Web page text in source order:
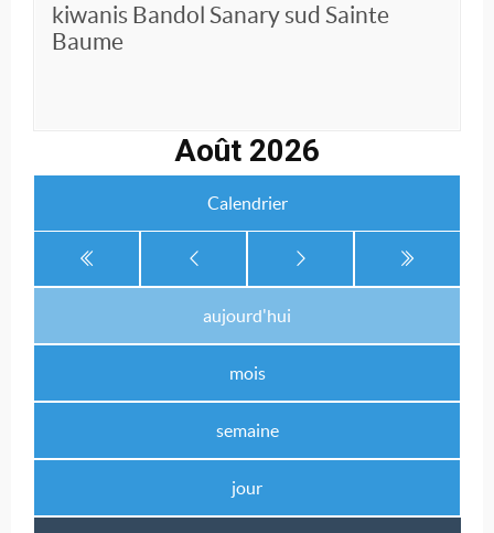
kiwanis Bandol Sanary sud Sainte
Baume
Août 2026
Calendrier
aujourd'hui
mois
semaine
jour